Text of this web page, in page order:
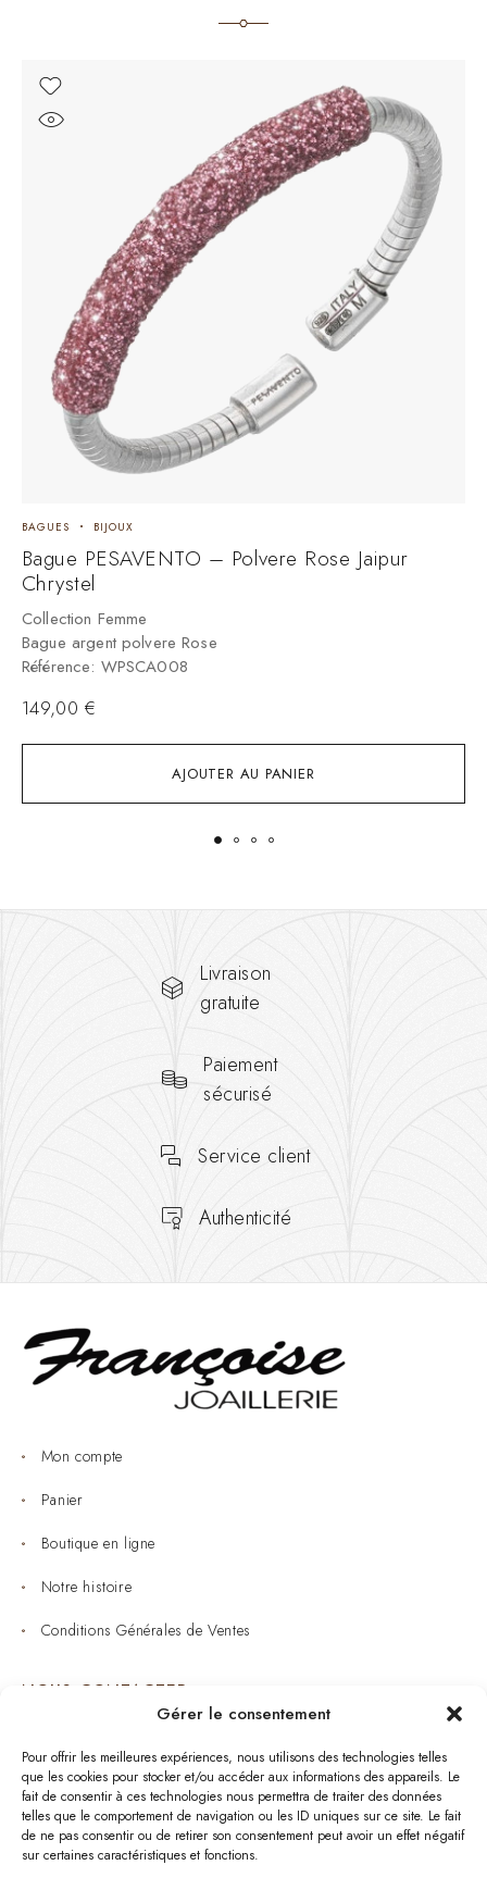
Gérer le consentement
Pour offrir les meilleures expériences, nous utilisons des technologies telles
que les cookies pour stocker et/ou accéder aux informations des appareils. Le
fait de consentir à ces technologies nous permettra de traiter des données
telles que le comportement de navigation ou les ID uniques sur ce site. Le fait
de ne pas consentir ou de retirer son consentement peut avoir un effet négatif
sur certaines caractéristiques et fonctions.
AJOUTER AU PANIER
BAGUES BIJOUX
Bague PESAVENTO – Polvere Rose Jaipur
Chrystel
Collection Femme
Bague argent polvere Rose
Référence: WPSCA008
149,00 €
Livraison
gratuite
Paiement
sécurisé
Service client
Authenticité
Mon compte
Panier
Boutique en ligne
Notre histoire
Conditions Générales de Ventes
NOUS CONTACTER
Bijouterie : 05 53 53 64 11
Mardi au Samedi: 09:00 - 19:00
bijouterie.lavergne@orange.fr